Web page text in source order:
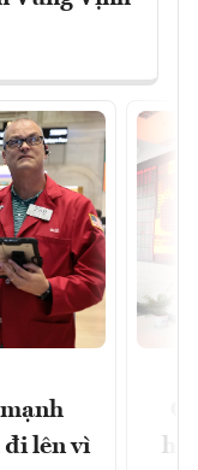
đi lên vì